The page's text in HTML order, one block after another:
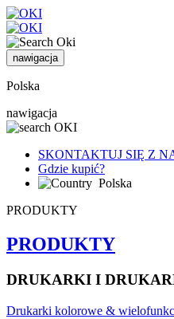
nawigacja
Polska
nawigacja
SKONTAKTUJ SIĘ Z
Gdzie kupić?
Polska
PRODUKTY
PRODUKTY
DRUKARKI I
Drukarki kolorowe &